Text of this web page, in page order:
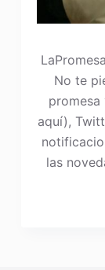
No te
promesa
aquí),
las